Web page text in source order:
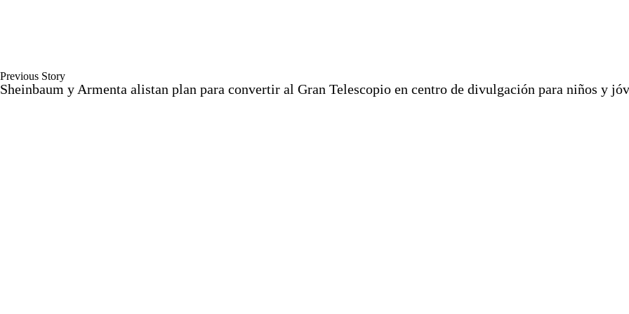
Previous Story
Sheinbaum y Armenta alistan plan para convertir al Gran Telescopio en centro de divulgación para niños y